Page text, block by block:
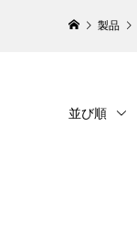
製品
並び順